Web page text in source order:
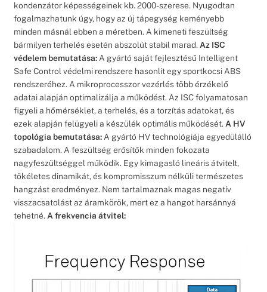
kondenzátor képességeinek kb. 2000-szerese. Nyugodtan
fogalmazhatunk úgy, hogy az új tápegység keményebb
minden másnál ebben a méretben. A kimeneti feszültség
bármilyen terhelés esetén abszolút stabil marad. Az ISC
védelem bemutatása:A gyártó saját fejlesztésű Intelligent
Safe Control védelmi rendszere hasonlít egy sportkocsi ABS
rendszeréhez. A mikroprocesszor vezérlés több érzékelő
adatai alapján optimalizálja a működést. Az ISC folyamatosan
figyeli a hőmérséklet, a terhelés, és a torzítás adatokat, és
ezek alapján felügyeli a készülék optimális működését. A HV
topológia bemutatása:A gyártó HV technológiája egyedülálló
szabadalom. A feszültség erősítők minden fokozata
nagyfeszültséggel működik. Egy kimagasló lineáris átvitelt,
tökéletes dinamikát, és kompromisszum nélküli természetes
hangzást eredményez. Nem tartalmaznak magas negatív
visszacsatolást az áramkörök, mert ez a hangot harsánnyá
tehetné. A frekvencia átvitel: